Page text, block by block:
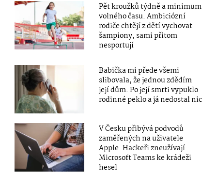
Pět kroužků týdně a minimum
volného času. Ambiciózní
rodiče chtějí z dětí vychovat
šampiony, sami přitom
nesportují
Babička mi přede všemi
slibovala, že jednou zdědím
její dům. Po její smrti vypuklo
rodinné peklo a já nedostal nic
V Česku přibývá podvodů
zaměřených na uživatele
Apple. Hackeři zneužívají
Microsoft Teams ke krádeži
hesel